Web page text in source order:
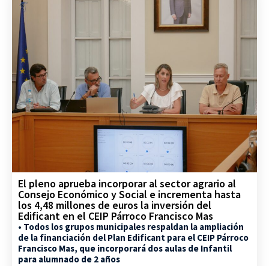
El pleno aprueba incorporar al sector agrario al
Consejo Económico y Social e incrementa hasta
los 4,48 millones de euros la inversión del
Edificant en el CEIP Párroco Francisco Mas
• Todos los grupos municipales respaldan la ampliación
de la financiación del Plan Edificant para el CEIP Párroco
Francisco Mas, que incorporará dos aulas de Infantil
para alumnado de 2 años